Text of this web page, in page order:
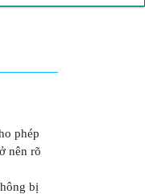
phép
nên rõ
bị